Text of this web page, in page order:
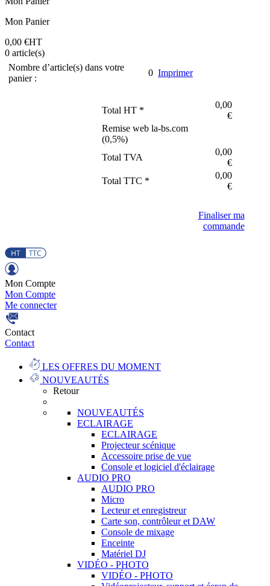
Mon Panier
0,00 €HT
0 article(s)
Nombre d’article(s) dans votre
panier :
0 Imprimer
Total HT *
0,00
€
Remise web la-bs.com
(0,5%)
Total TVA
0,00
€
Total TTC *
0,00
€
Finaliser ma
commande
Mon Compte
Mon Compte
Me connecter
Contact
Contact
LES OFFRES DU MOMENT
NOUVEAUTÉS
Retour
NOUVEAUTÉS
ECLAIRAGE
ECLAIRAGE
Projecteur scénique
Accessoire prise de vue
Console et logiciel d'éclairage
AUDIO PRO
AUDIO PRO
Micro
Lecteur et enregistreur
Carte son, contrôleur et DAW
Console de mixage
Enceinte
Matériel DJ
VIDÉO - PHOTO
VIDÉO - PHOTO